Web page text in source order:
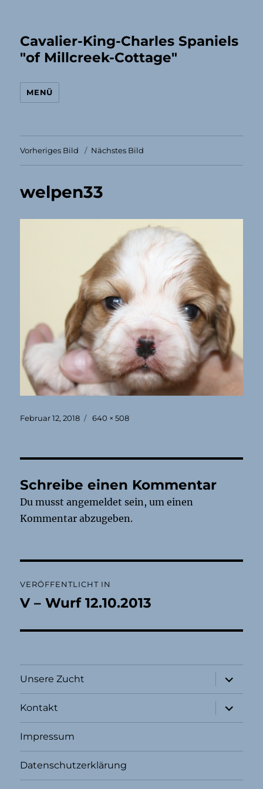
Cavalier-King-Charles Spaniels
"of Millcreek-Cottage"
MENÜ
Vorheriges Bild Nächstes Bild
welpen33
Veröffentlicht
Februar 12, 2018 Originalgröße
640 × 508
Schreibe einen Kommentar
Du musstangemeldet sein, um einen
Kommentar abzugeben.
VERÖFFENTLICHT IN
V – Wurf 12.10.2013
Unsere Zucht
öffnen
Kontakt
öffnen
Impressum
Datenschutzerklärung